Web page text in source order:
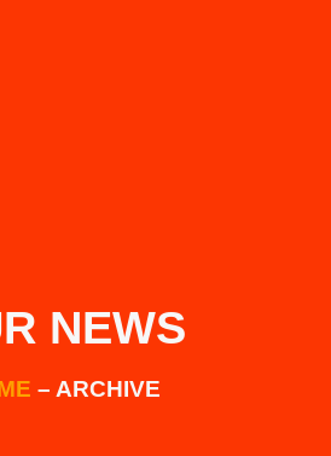
NEWS
– ARCHIVE